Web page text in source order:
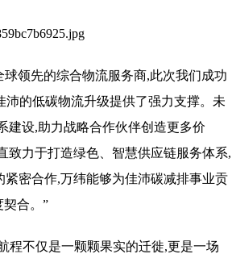
领先的综合物流服务商,此次我们成功
沛的低碳物流升级提供了强力支撑。未
建设,助力战略合作伙伴创造更多价
致力于打造绿色、智慧供应链服务体系,
紧密合作,万纬能够为佳沛碳减排事业贡
契合。”
程不仅是一颗颗果实的迁徙,更是一场